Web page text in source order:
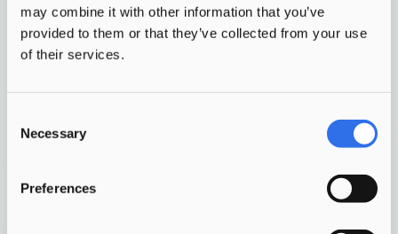
may combine it with other information that you’ve
provided to them or that they’ve collected from your use
of their services.
Selection
Necessary
Preferences
ontwikkelen en ontmoeten vanuit
één pedagogisch-
onderwijskundige visie.